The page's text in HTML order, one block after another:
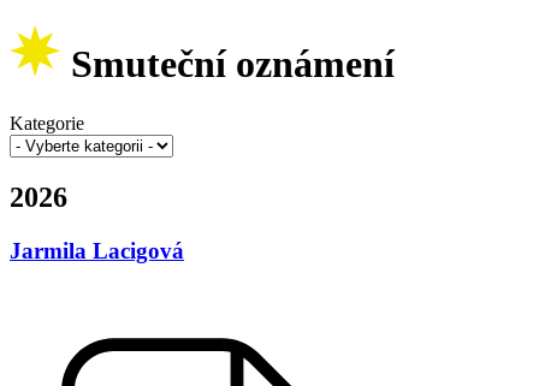
Smuteční oznámení
Kategorie
2026
Jarmila Lacigová